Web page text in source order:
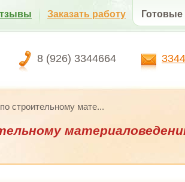
8 (926) 3344664
Заказать работу
строительному мате...